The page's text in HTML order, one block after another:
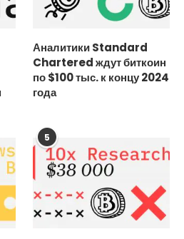
Аналитики Standard
Chartered ждут биткоин
по $100 тыс. к концу 2024
года
5